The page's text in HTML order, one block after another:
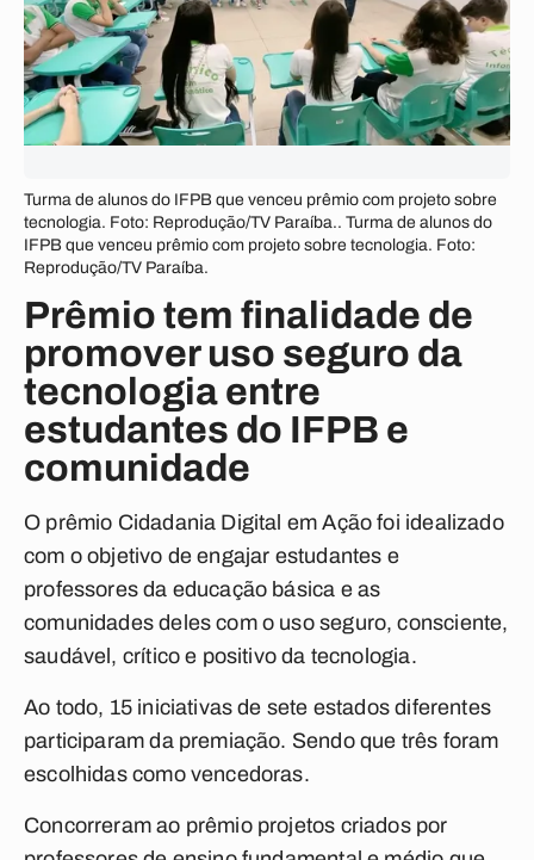
Turma de alunos do IFPB que venceu prêmio com projeto sobre
tecnologia. Foto: Reprodução/TV Paraíba.. Turma de alunos do
IFPB que venceu prêmio com projeto sobre tecnologia. Foto:
Reprodução/TV Paraíba.
Prêmio tem finalidade de
promover uso seguro da
tecnologia entre
estudantes do IFPB e
comunidade
O prêmio Cidadania Digital em Ação foi idealizado
com o objetivo de engajar estudantes e
professores da educação básica e as
comunidades deles com o uso seguro, consciente,
saudável, crítico e positivo da tecnologia.
Ao todo, 15 iniciativas de sete estados diferentes
participaram da premiação. Sendo que três foram
escolhidas como vencedoras.
Concorreram ao prêmio projetos criados por